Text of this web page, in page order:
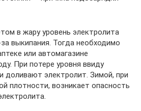
в жару уровень электролита
выкипания. Тогда необходимо
или автомагазине
При потере уровня ввиду
доливают электролит. Зимой, при
плотности, возникает опасность